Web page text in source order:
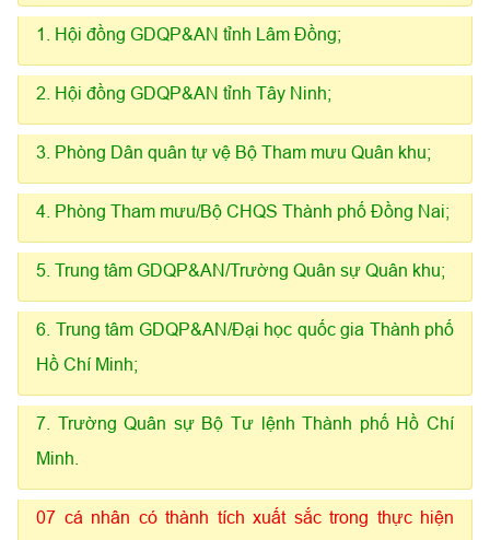
1. Hội đồng GDQP&AN tỉnh Lâm Đồng;
2. Hội đồng GDQP&AN tỉnh Tây Ninh;
3. Phòng Dân quân tự vệ Bộ Tham mưu Quân khu;
4. Phòng Tham mưu/Bộ CHQS Thành phố Đồng Nai;
5. Trung tâm GDQP&AN/Trường Quân sự Quân khu;
6. Trung tâm GDQP&AN/Đại học quốc gia Thành phố
Hồ Chí Minh;
7. Trường Quân sự Bộ Tư lệnh Thành phố Hồ Chí
Minh.
07 cá nhân có thành tích xuất sắc trong thực hiện